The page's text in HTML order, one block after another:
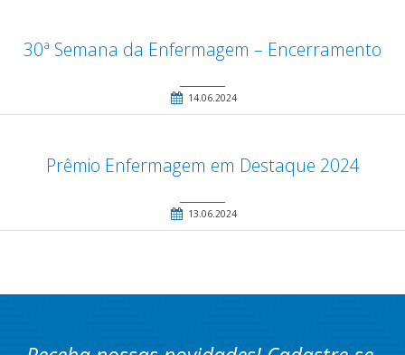
30ª Semana da Enfermagem – Encerramento
14.06.2024
Prêmio Enfermagem em Destaque 2024
13.06.2024